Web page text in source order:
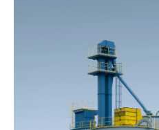
КОМУ
ПРОЕКТ НДС?
Проект нормативов предельно
(НДС) обязаны разрабатывать